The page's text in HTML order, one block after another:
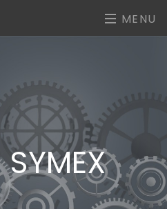
MENU
SYMEX